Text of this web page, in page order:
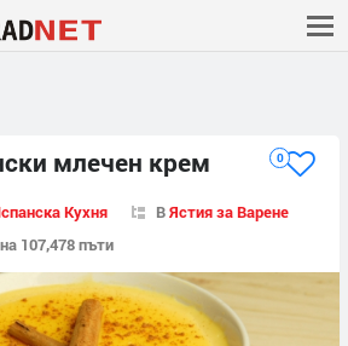
млечен крем 0
Кухня ВЯстия за Варене
107,478 пъти